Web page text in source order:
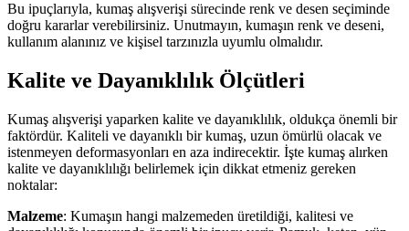
Bu ipuçlarıyla, kumaş alışverişi sürecinde renk ve desen seçiminde
doğru kararlar verebilirsiniz. Unutmayın, kumaşın renk ve deseni,
kullanım alanınız ve kişisel tarzınızla uyumlu olmalıdır.
Kalite ve Dayanıklılık Ölçütleri
Kumaş alışverişi yaparken kalite ve dayanıklılık, oldukça önemli bir
faktördür. Kaliteli ve dayanıklı bir kumaş, uzun ömürlü olacak ve
istenmeyen deformasyonları en aza indirecektir. İşte kumaş alırken
kalite ve dayanıklılığı belirlemek için dikkat etmeniz gereken
noktalar:
Malzeme: Kumaşın hangi malzemeden üretildiği, kalitesi ve